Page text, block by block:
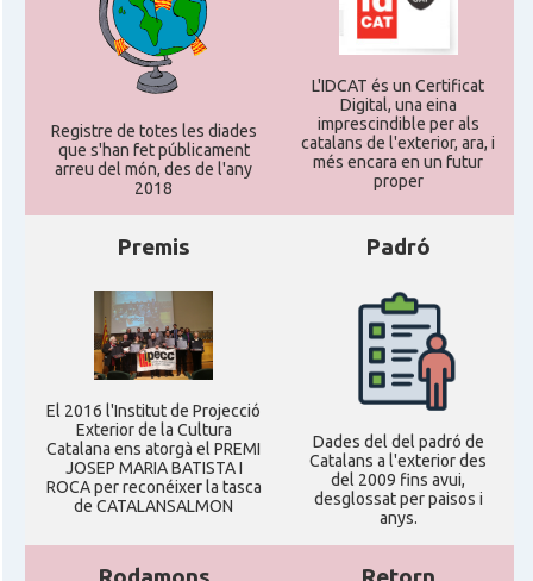
Registre de totes les diades
que s'han fet públicament
arreu del món, des de l'any
2018
L'IDCAT és un Certificat
Digital, una eina
imprescindible per als
catalans de l'exterior, ara, i
més encara en un futur
proper
Premis
El 2016 l'Institut de Projecció
Exterior de la Cultura
Catalana ens atorgà el PREMI
JOSEP MARIA BATISTA I
ROCA per reconéixer la tasca
de CATALANSALMON
Padró
Dades del del padró de
Catalans a l'exterior des
del 2009 fins avui,
desglossat per paisos i
anys.